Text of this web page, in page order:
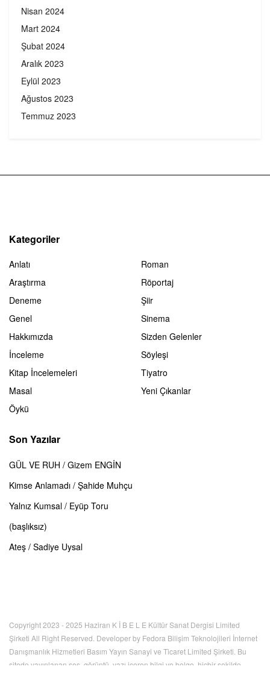
Nisan 2024
Mart 2024
Şubat 2024
Aralık 2023
Eylül 2023
Ağustos 2023
Temmuz 2023
Kategoriler
Anlatı
Araştırma
Deneme
Genel
Hakkımızda
İnceleme
Kitap İncelemeleri
Masal
Öykü
Roman
Röportaj
Şiir
Sinema
Sizden Gelenler
Söyleşi
Tiyatro
Yeni Çıkanlar
Son Yazılar
GÜL VE RUH / Gizem ENGİN
Kimse Anlamadı / Şahide Muhçu
Yalnız Kumsal / Eyüp Toru
(başlıksız)
Ateş / Sadiye Uysal
Copyright 2023 - 2025 Haziran K İ B E L E Kültür Sanat Dergisi Limited
Şirketi All Right Reserved. Developer by Fedora Bilişim Teknolojileri İnternet
Danışmanlık Hizmetleri Basım Yayın Sanayi ve Ticaret Limited Şirketi. Bu
sitede yayınlanan ses, görüntü, yazı içeren bilgi ve belge, hiçbir şekilde